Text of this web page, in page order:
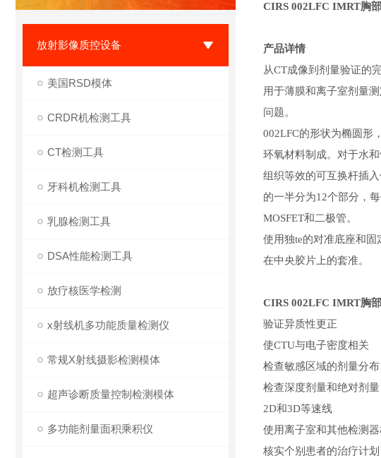
放射影像质控设备
美国RSD模体
CRDR机检测工具
CT检测工具
牙科机检测工具
乳腺检测工具
DSA性能检测工具
放疗核医学检测
x射线机多功能质量检测仪
常规X射线摄影检测模体
超声诊断质量控制检测模体
多功能剂量面积乘积仪
CIRS 002LFC IMRT胸
产品详情
从CT成像到剂量验证的
用于薄膜和离子室剂量
问题。
002LFC的形状为椭圆形
环氧材料制成。对于水
组织等效的可互换杆插
的一半分为12个部分，
MOSFET和二极管。
使用独te的对准底座和
在中央胶片上的套准。
CIRS 002LFC IMRT胸
验证异质性更正
使CTU与电子密度相关
检查敏感区域的剂量分布
检查深度剂量和绝对剂量
2D和3D等速线
使用离子室和其他检测
核实个别患者的治疗计划